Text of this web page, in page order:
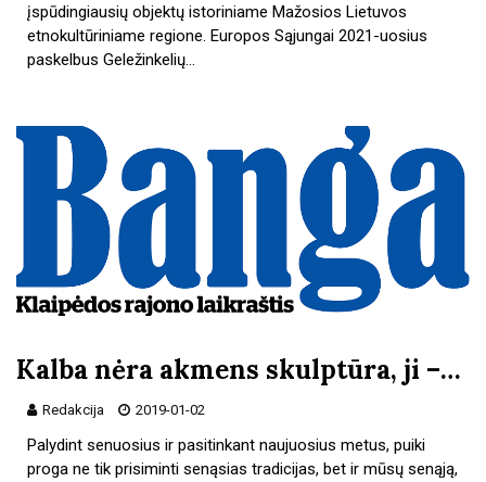
įspūdingiausių objektų istoriniame Mažosios Lietuvos
etnokultūriniame regione. Europos Sąjungai 2021-uosius
paskelbus Geležinkelių…
Kalba nėra akmens skulptūra, ji –…
Redakcija 2019-01-02
Palydint senuosius ir pasitinkant naujuosius metus, puiki
proga ne tik prisiminti senąsias tradicijas, bet ir mūsų senąją,